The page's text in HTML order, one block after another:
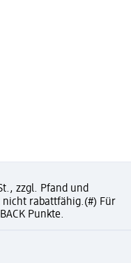
zzgl. Pfand und
nicht rabattfähig.(#) Für
Punkte.